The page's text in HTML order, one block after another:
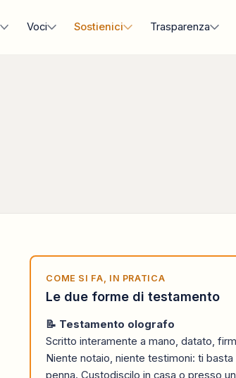
Voci Sostienici Trasparenza
COME SI FA, IN PRATICA
Le due forme di testamento
📝 Testamento olografo
Scritto interamente a mano, datato,
Niente notaio, niente testimoni: ti basta
penna. Custodiscilo in casa o presso